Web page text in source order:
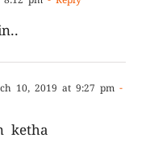
10, 2019 at 9:27 pm -
ketha